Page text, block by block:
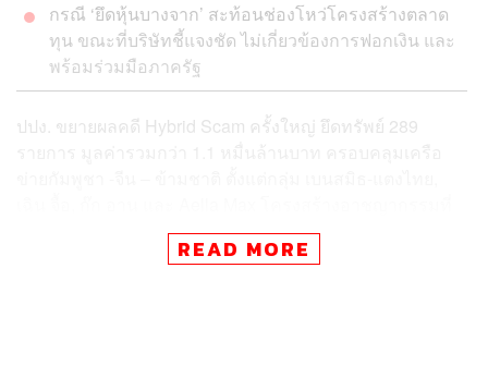
กรณี ‘ยึดหุ้นบางจาก’ สะท้อนช่องโหว่โครงสร้างตลาด
ทุน ขณะที่บริษัทชี้แจงชัด ไม่เกี่ยวข้องการฟอกเงิน และ
พร้อมร่วมมือภาครัฐ
ปปง. ขยายผลคดี Hybrid Scam ครั้งใหญ่ ยึดทรัพย์ 289
ซ่อนอยู่หลังเงินดิจิทัลกำลังโยงมาถึงตลาดอสังหาฯ ไทย
โดยตรง และอาจกลายเป็นตัวเร่งให้ไทยถูกจับตาโดย FATF
READ MORE